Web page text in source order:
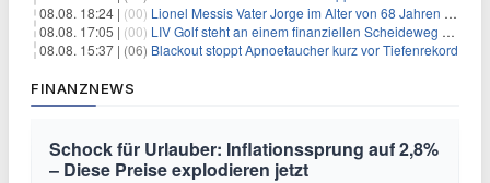
08.08. 18:24 | (00) Lionel Messis Vater Jorge im Alter von 68 Jahren gestorben
08.08. 17:05 | (00) LIV Golf steht an einem finanziellen Scheideweg auf der Suche nach neuen Investitionen
08.08. 15:37 | (06) Blackout stoppt Apnoetaucher kurz vor Tiefenrekord
FINANZNEWS
Schock für Urlauber: Inflationssprung auf 2,8%
– Diese Preise explodieren jetzt